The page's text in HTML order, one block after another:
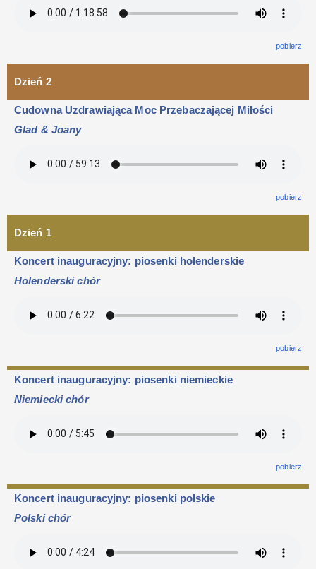
pobierz
Dzień 2
Cudowna Uzdrawiająca Moc Przebaczającej Miłości
Glad & Joany
pobierz
Dzień 1
Koncert inauguracyjny: piosenki holenderskie
Holenderski chór
pobierz
Koncert inauguracyjny: piosenki niemieckie
Niemiecki chór
pobierz
Koncert inauguracyjny: piosenki polskie
Polski chór